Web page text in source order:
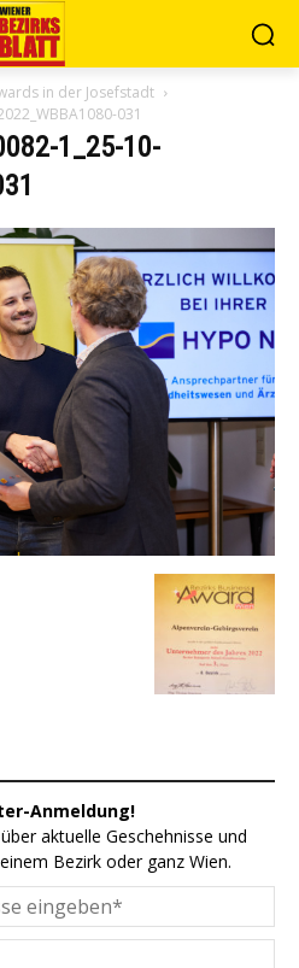
in der Josefstadt
031
1_25-10-
Anmeldung!
aktuelle Geschehnisse und
Bezirk oder ganz Wien.